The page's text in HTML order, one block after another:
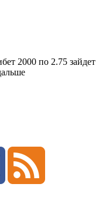
2000 по 2.75 зайдет